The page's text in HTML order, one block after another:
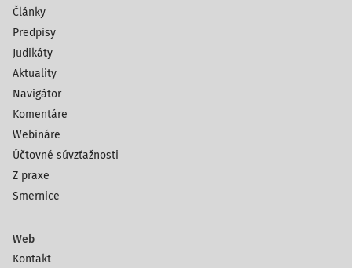
Články
Predpisy
Judikáty
Aktuality
Navigátor
Komentáre
Webináre
Účtovné súvzťažnosti
Z praxe
Smernice
Web
Kontakt